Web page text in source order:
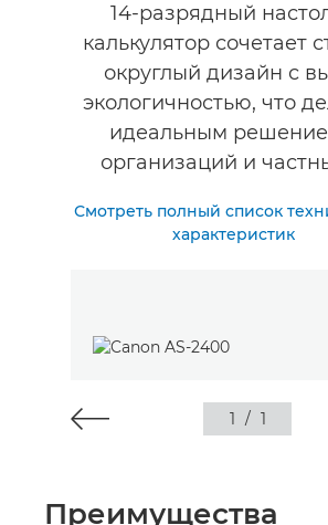
14-разрядный
калькулятор сочетает
округлый дизайн с
экологичностью, что
идеальным
организаций и
Смотреть полный список
характеристик
1 / 1
Преимущества